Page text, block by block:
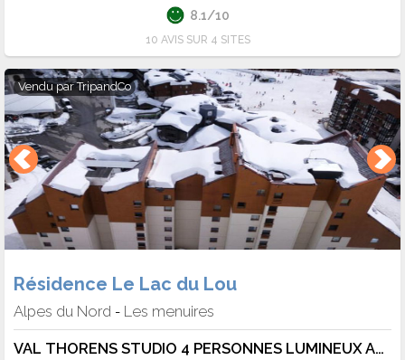
8.1/10
10 AVIS SUR 4 SITES
Vendu parTripandCo
Résidence Le Lac du Lou
Alpes du Nord - Les menuires
VAL THORENS STUDIO 4 PERSONNES LUMINEUX AU PIED DES PISTES - 4 pers. - 24m2 - TV - Animaux admis